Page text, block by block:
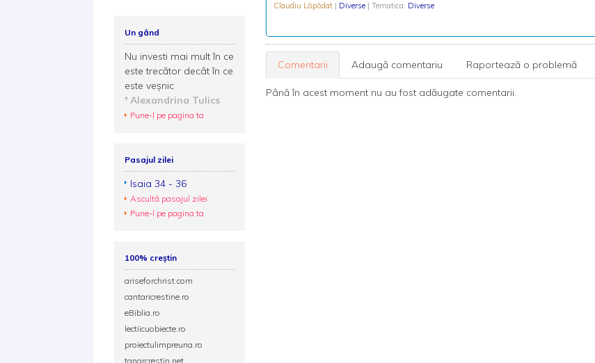
Claudiu Lăpădat | Diverse | Tematica: Diverse
Comentarii Adaugă comentariu Raportează o problemă
Până în acest moment nu au fost adăugate comentarii.
Un gând
Nu investi mai mult în ce
este trecător decât în ce
este veșnic
Alexandrina Tulics
Pune-l pe pagina ta
Pasajul zilei
Isaia 34 - 36
Ascultă pasajul zilei
Pune-l pe pagina ta
100% creștin
ariseforchrist.com
cantaricrestine.ro
eBiblia.ro
lectiicuobiecte.ro
proiectulimpreuna.ro
tanarcrestin.net